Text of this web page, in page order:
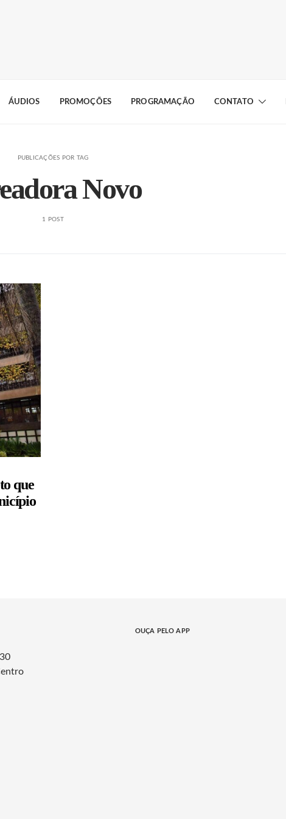
ÁUDIOS PROMOÇÕES PROGRAMAÇÃO CONTATO
PUBLICAÇÕES POR TAG
Novo
1 POST
que
OUÇA PELO APP